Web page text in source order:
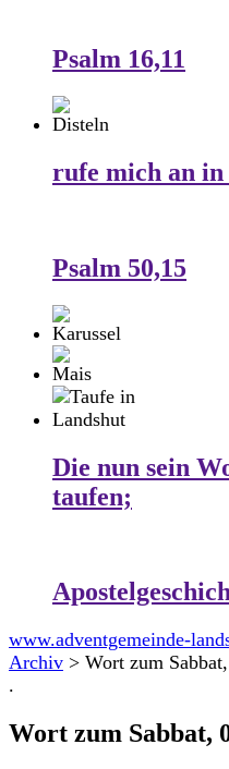
Psalm 16,11
rufe mich an
Psalm 50,15
Die nun sein
taufen;
www.adventgemeinde-
Archiv > Wort zum
.
Wort zum Sabbat,